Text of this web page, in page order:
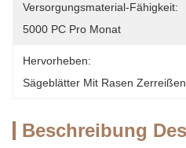
Versorgungsmaterial-Fähigkeit:
5000 PC Pro Monat
Hervorheben:
Sägeblätter Mit Rasen Zerreißen
Beschreibung